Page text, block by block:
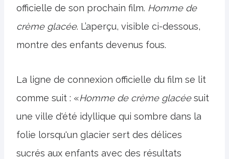
officielle de son prochain film. Homme de
crème glacée. L’aperçu, visible ci-dessous,
montre des enfants devenus fous.
La ligne de connexion officielle du film se lit
comme suit : «Homme de crème glacéesuit
une ville d'été idyllique qui sombre dans la
folie lorsqu'un glacier sert des délices
sucrés aux enfants avec des résultats